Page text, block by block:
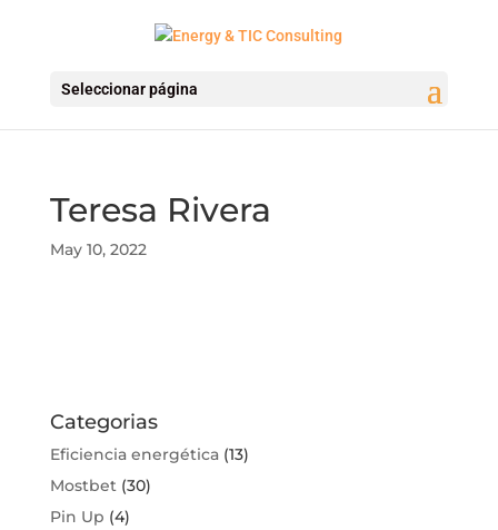
Seleccionar página
Teresa Rivera
May 10, 2022
Categorias
Eficiencia energética(13)
Mostbet(30)
Pin Up (4)